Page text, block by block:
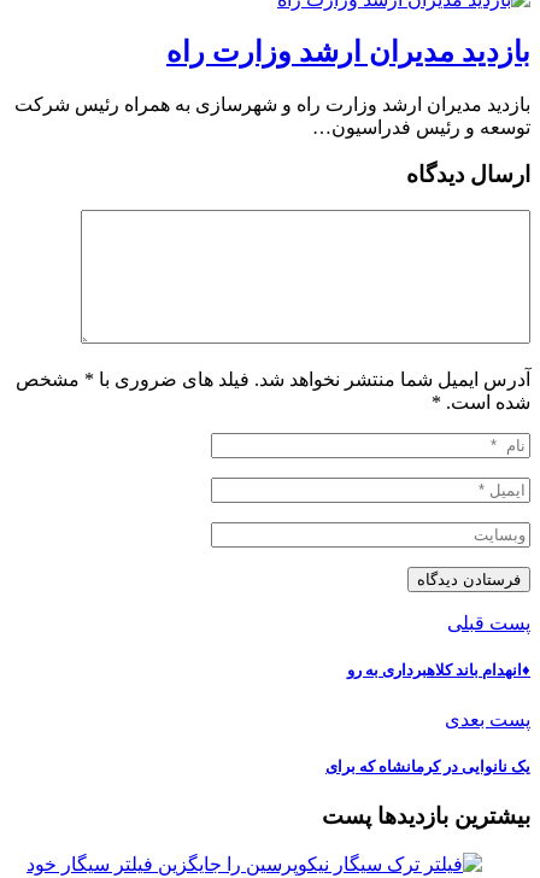
بازدید مدیران ارشد وزارت راه
بازدید مدیران ارشد وزارت راه و شهرسازی به همراه رئیس شرکت
توسعه و رئیس فدراسیون…
ارسال دیدگاه
آدرس ایمیل شما منتشر نخواهد شد. فیلد های ضروری با * مشخص
شده است. *
پست قبلی
♦️انهدام باند کلاهبرداری به رو
پست بعدی
یک نانوایی در کرمانشاه که برای
بیشترین بازدیدها پست